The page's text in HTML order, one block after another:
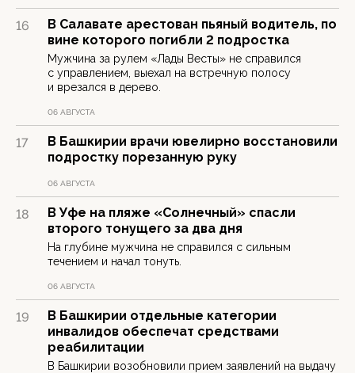
16
В Салавате арестован пьяный водитель, по
вине которого погибли 2 подростка
Мужчина за рулем «Лады Весты» не справился
с управлением, выехал на встречную полосу
и врезался в дерево.
06 АВГУСТА
17
В Башкирии врачи ювелирно восстановили
подростку порезанную руку
06 АВГУСТА
18
В Уфе на пляже «Солнечный» спасли
второго тонущего за два дня
На глубине мужчина не справился с сильным
течением и начал тонуть.
06 АВГУСТА
19
В Башкирии отдельные категории
инвалидов обеспечат средствами
реабилитации
В Башкирии возобновили прием заявлений на выдачу